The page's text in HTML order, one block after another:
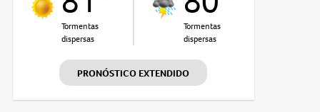
Tormentas
dispersas
Tormentas
dispersas
PRONÓSTICO EXTENDIDO